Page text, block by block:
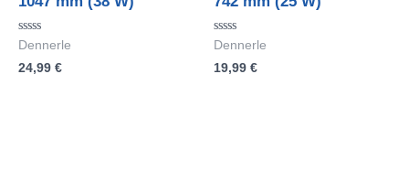
Bewertet
0
Dennerle
24,99 €
Bewertet
0
Dennerle
19,99 €